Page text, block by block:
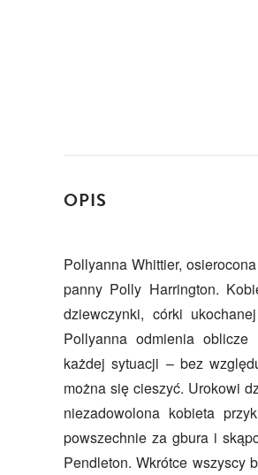
OPIS
Pollyanna Whittier,
panny Polly Harrington.
dziewczynki, córki
Pollyanna odmienia
każdej sytuacji – bez
można się cieszyć. Urokowi
niezadowolona kobieta
powszechnie za gbura i
Pendleton. Wkrótce wszyscy